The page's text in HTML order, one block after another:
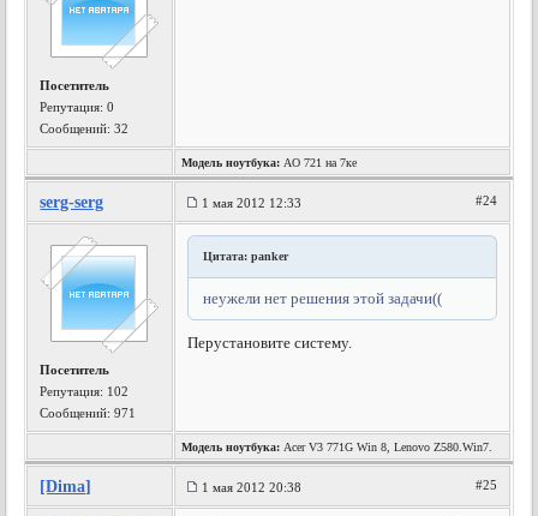
Посетитель
Репутация:0
Сообщений: 32
Модель ноутбука: АО 721 на 7ке
serg-serg 1 мая 2012 12:33 #24
Посетитель
Репутация: 102
Сообщений: 971
Цитата: panker
неужели нет решения этой задачи((
Перустановите систему.
Модель ноутбука: Acer V3 771G Win 8, Lenovo Z580.Win7.
[Dima] 1 мая 2012 20:38 #25